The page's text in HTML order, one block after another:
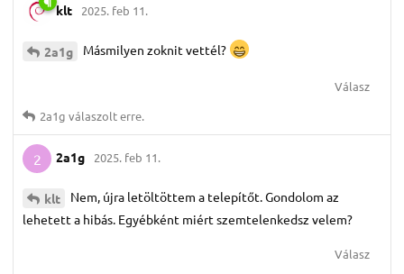
klt 2025. feb 11.
2a1g Másmilyen zoknit vettél?
Válasz
2a1g válaszolt erre.
2 2a1g 2025. feb 11.
klt
Nem, újra letöltöttem a telepítőt. Gondolom az
lehetett a hibás. Egyébként miért szemtelenkedsz velem?
Válasz